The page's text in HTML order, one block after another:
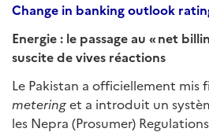
Change in banking outlook
Energie : le passage au « net
suscite de vives réactions
Le Pakistan a officiellement mis
meteringet a introduit un
les Nepra (Prosumer)